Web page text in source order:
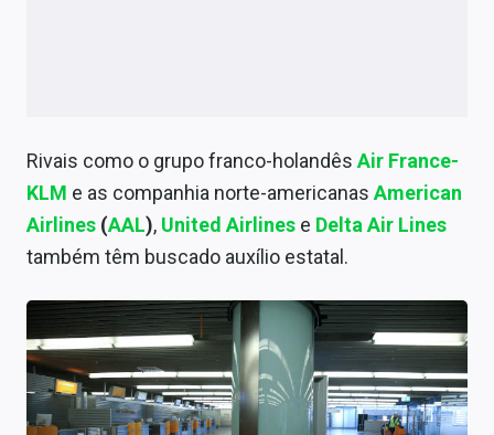
Rivais como o grupo franco-holandêsAir France-
KLM e as companhia norte-americanasAmerican
Airlines (AAL), United Airlines e Delta Air Lines
também têm buscado auxílio estatal.